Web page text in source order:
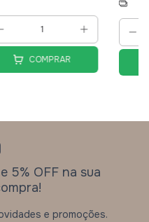
COMPRAR
5% OFF na sua
e promoções.